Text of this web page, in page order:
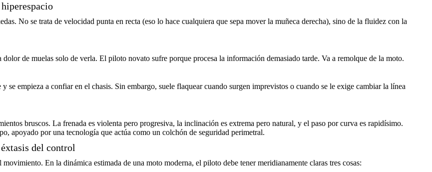
No se trata de velocidad punta en recta (eso lo hace cualquiera que sepa mover la muñeca derecha), sino de la fluidez con la
de muelas solo de verla. El piloto novato sufre porque procesa la información demasiado tarde. Va a remolque de la moto.
empieza a confiar en el chasis. Sin embargo, suele flaquear cuando surgen imprevistos o cuando se le exige cambiar la línea
bruscos. La frenada es violenta pero progresiva, la inclinación es extrema pero natural, y el paso por curva es rapidísimo.
apoyado por una tecnología que actúa como un colchón de seguridad perimetral.
del control
En la dinámica estimada de una moto moderna, el piloto debe tener meridianamente claras tres cosas: